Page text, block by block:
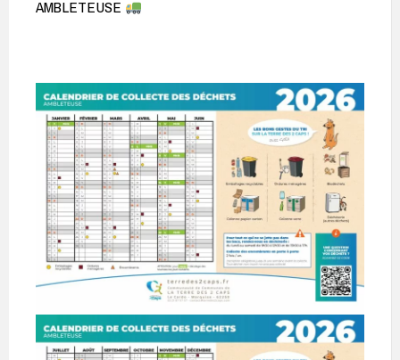
AMBLETEUSE